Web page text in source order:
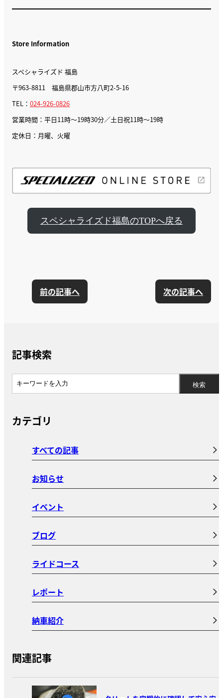
Store Information
スペシャライズド 福島
〒963-8811 福島県郡山市方八町2-5-16
TEL： 024-926-0826
営業時間：平日11時～19時30分／土日祝11時～19時
定休日：月曜、火曜
スペシャライズド福島のTOPへ戻る
前の記事へ 次の記事へ
記事検索
カテゴリ
すべての記事
お知らせ
イベント
ブログ
ライドコース
レポート
納車紹介
関連記事